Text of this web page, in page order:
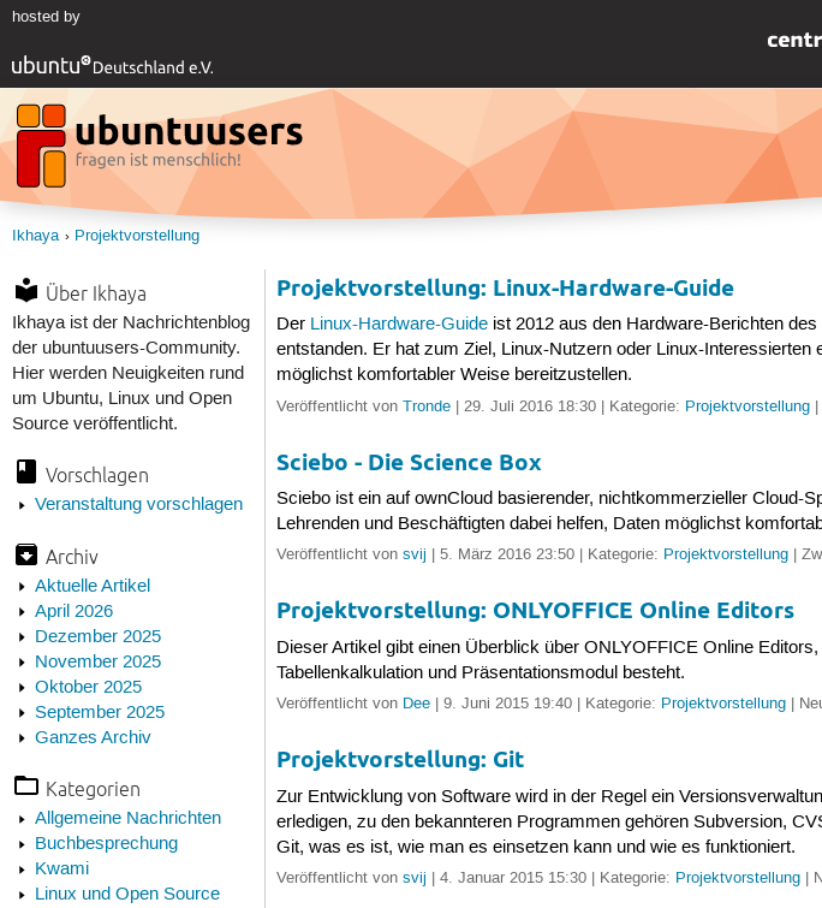
hosted by
Ikhaya Projektvorstellung
Über Ikhaya
Ikhaya ist der Nachrichtenblog
der ubuntuusers-Community.
Hier werden Neuigkeiten rund
um Ubuntu, Linux und Open
Source veröffentlicht.
Vorschlagen
Veranstaltung vorschlagen
Archiv
Aktuelle Artikel
April 2026
Dezember 2025
November 2025
Oktober 2025
September 2025
Ganzes Archiv
Kategorien
Allgemeine Nachrichten
Buchbesprechung
Kwami
Linux und Open Source
Projektvorstellung: Linux-Hardware-Guide
Der Linux-Hardware-Guide ist 2012 aus den Hardware-Berichten
entstanden. Er hat zum Ziel, Linux-Nutzern oder Linux-
möglichst komfortabler Weise bereitzustellen.
Veröffentlicht vonTronde | 29. Juli 2016 18:30 | Kategorie: Projektvorstellung
Sciebo - Die Science Box
Sciebo ist ein auf ownCloud basierender, nicht­kom­mer­zi­el­ler Cloud-
Lehrenden und Beschäftigten dabei helfen, Daten möglichst
Veröffentlicht vonsvij | 5. März 2016 23:50 | Kategorie: Projektvorstellung |
Projektvorstellung: ONLYOFFICE Online Editors
Dieser Artikel gibt einen Überblick über ONLYOFFICE Online
Tabellenkalkulation und Präsentationsmodul besteht.
Veröffentlicht von Dee | 9. Juni 2015 19:40 | Kategorie: Projektvorstellung |
Projektvorstellung: Git
Zur Entwicklung von Software wird in der Regel ein
erledigen, zu den bekannteren Programmen gehören Subversion,
Git, was es ist, wie man es einsetzen kann und wie es funktioniert.
Veröffentlicht vonsvij | 4. Januar 2015 15:30 | Kategorie: Projektvorstellung |